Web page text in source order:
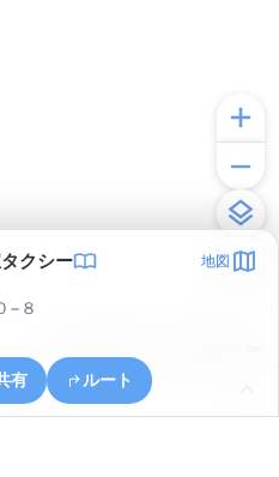
クシー 地図
−８
有 ルート